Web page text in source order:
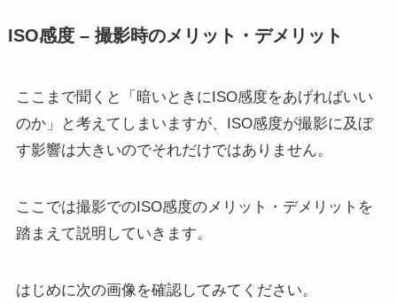
ISO感度 – 撮影時のメリット・デメリット
ここまで聞くと「暗いときにISO感度をあげればいい
のか」と考えてしまいますが、ISO感度が撮影に及ぼ
す影響は大きいのでそれだけではありません。
ここでは撮影でのISO感度のメリット・デメリットを
踏まえて説明していきます。
はじめに次の画像を確認してみてください。